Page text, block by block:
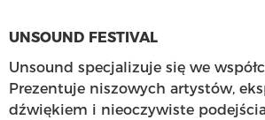
UNSOUND FESTIVAL
Unsound specjalizuje się we
Prezentuje niszowych artystów,
dźwiękiem i nieoczywiste